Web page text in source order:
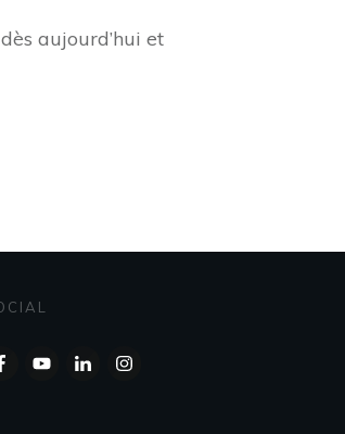
aujourd’hui et